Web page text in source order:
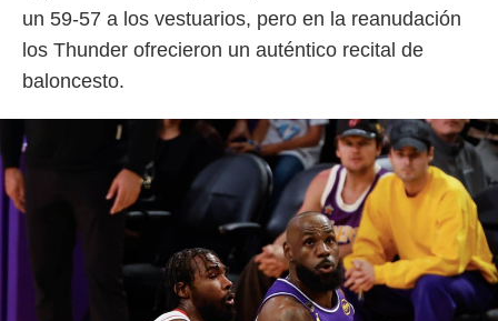
un 59-57 a los vestuarios, pero en la reanudación
los Thunder ofrecieron un auténtico recital de
baloncesto.